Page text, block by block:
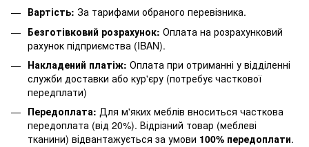
Вартість: За тарифами обраного перевізника.
Безготівковий розрахунок: Оплата на розрахунковий
рахунок підприємства (IBAN).
Накладений платіж: Оплата при отриманні у відділенні
служби доставки або кур'єру (потребує часткової
передплати)
Передоплата: Для м'яких меблів вноситься часткова
передоплата (від 20%). Відрізний товар (меблеві
тканини) відвантажується за умови 100% передоплати.